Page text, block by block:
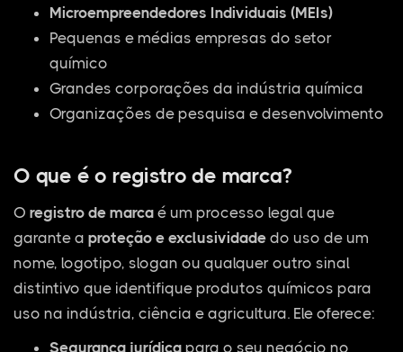
Microempreendedores Individuais (MEIs)
Pequenas e médias empresas do setor
químico
Grandes corporações da indústria química
Organizações de pesquisa e desenvolvimento
O que é o registro de marca?
O registro de marca é um processo legal que
garante a proteção e exclusividade do uso de um
nome, logotipo, slogan ou qualquer outro sinal
distintivo que identifique produtos químicos para
uso na indústria, ciência e agricultura. Ele oferece:
Segurança jurídica para o seu negócio no